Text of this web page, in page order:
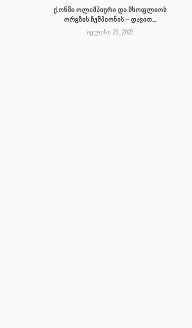
ქ.ონში ოლიმპიური და მსოფლიოს
ორგზის ჩემპიონის – დავით...
ივლისი 23, 2023